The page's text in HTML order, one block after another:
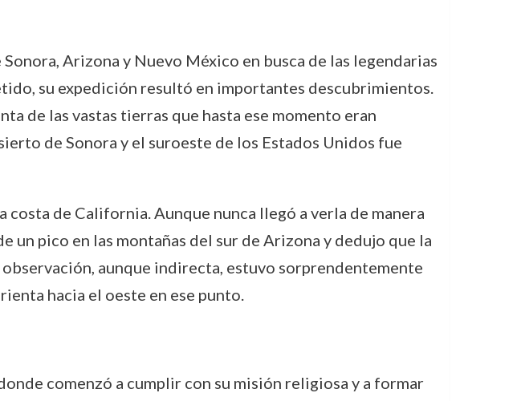
Arizona y Nuevo México en busca de las legendarias
su expedición resultó en importantes descubrimientos.
de las vastas tierras que hasta ese momento eran
de Sonora y el suroeste de los Estados Unidos fue
de California. Aunque nunca llegó a verla de manera
pico en las montañas del sur de Arizona y dedujo que la
aunque indirecta, estuvo sorprendentemente
hacia el oeste en ese punto.
comenzó a cumplir con su misión religiosa y a formar